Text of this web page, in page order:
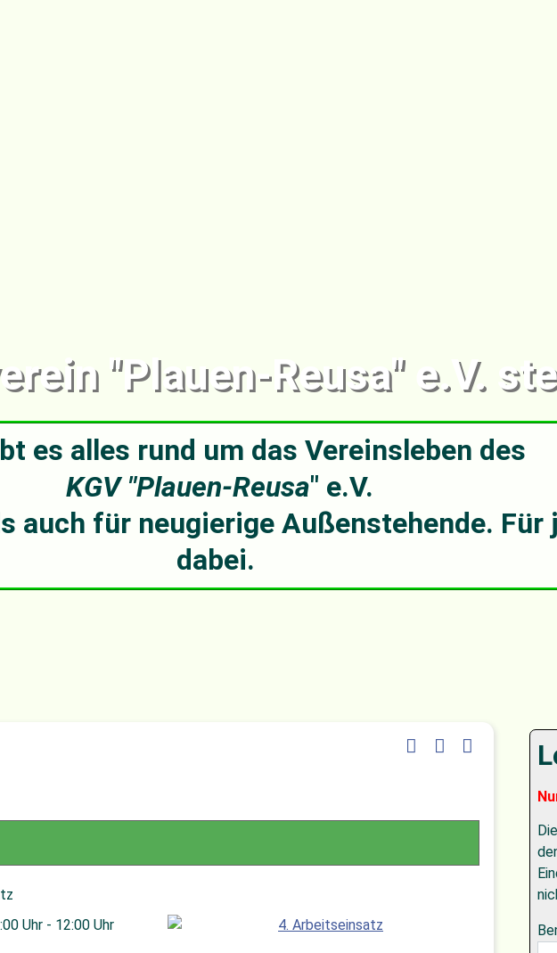
"Plauen-Reusa" e.V.
es alles rund um das Vereinsleben des
KGV "Plauen-Reusa" e.V.
auch für neugierige Außenstehende. Für
dabei.
Uhr - 12:00 Uhr